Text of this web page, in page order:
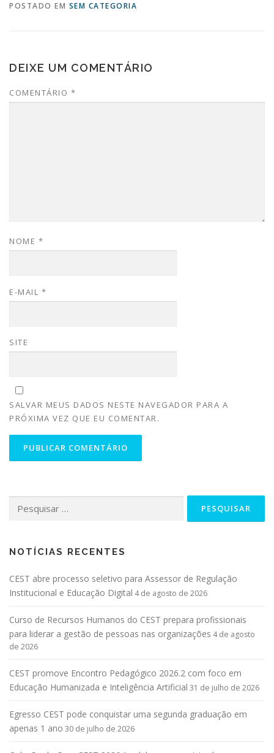
POSTADO EM SEM CATEGORIA
DEIXE UM COMENTÁRIO
COMENTÁRIO *
NOME *
E-MAIL *
SITE
SALVAR MEUS DADOS NESTE NAVEGADOR PARA A
PRÓXIMA VEZ QUE EU COMENTAR.
NOTÍCIAS RECENTES
CEST abre processo seletivo para Assessor de Regulação
Institucional e Educação Digital 4 de agosto de 2026
Curso de Recursos Humanos do CEST prepara profissionais
para liderar a gestão de pessoas nas organizações 4 de agosto
de 2026
CEST promove Encontro Pedagógico 2026.2 com foco em
Educação Humanizada e Inteligência Artificial 31 de julho de 2026
Egresso CEST pode conquistar uma segunda graduação em
apenas 1 ano 30 de julho de 2026